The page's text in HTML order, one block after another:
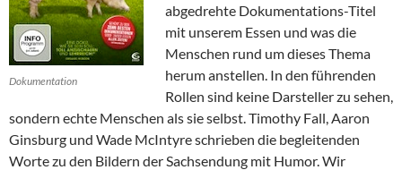
Dokumentation
abgedrehte Dokumentations-Titel
mit unserem Essen und was die
Menschen rund um dieses Thema
herum anstellen. In den führenden
Rollen sind keine Darsteller zu sehen,
sondern echte Menschen als sie selbst. Timothy Fall, Aaron
Ginsburg und Wade McIntyre schrieben die begleitenden
Worte zu den Bildern der Sachsendung mit Humor. Wir